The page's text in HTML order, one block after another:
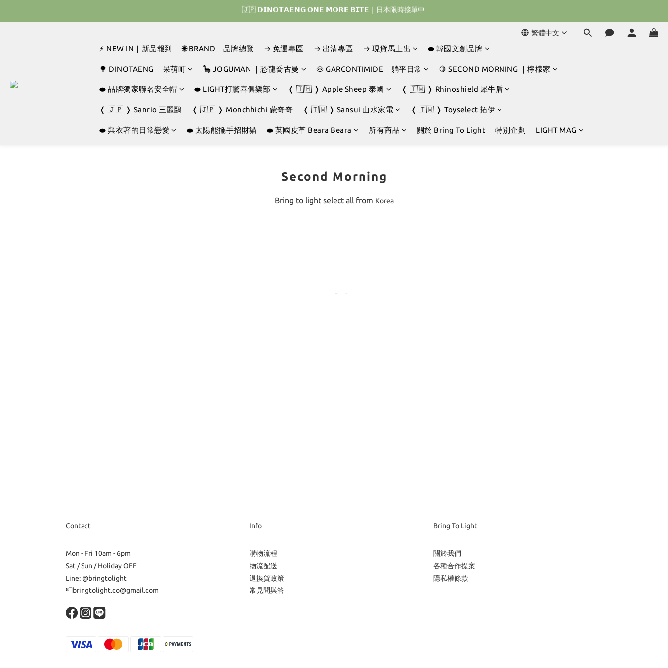
🇰🇷 𝗗𝗜𝗡𝗢𝗧𝗔𝗘𝗡𝗚 𝗛𝗢𝗠𝗘 𝗥𝗨𝗡 ｜韓國首波開賣囉 ▶ 一起參加我們的熱血棒球冒險吧 ⚾️
繁體中文
⚡ NEW IN｜新品報到 🌐 BRAND｜品牌總覽 → 免運專區 → 出清專區 → 現貨馬上出 ⬬ 韓國文創品牌
🌳 DINOTAENG ｜呆萌町 🦕 JOGUMAN ｜恐龍喬古曼 🐽 GARCONTIMIDE｜躺平日常 🍋 SECOND MORNING ｜檸檬家
⬬ 品牌獨家聯名安全帽 ⬬ LIGHT打驚喜俱樂部 ❬ 🇹🇭 ❭ Apple Sheep 泰國 ❬ 🇹🇼 ❭ Rhinoshield 犀牛盾
❬ 🇯🇵 ❭ Sanrio 三麗鷗 ❬ 🇯🇵 ❭ Monchhichi 蒙奇奇 ❬ 🇹🇼 ❭ Sansui 山水家電 ❬ 🇹🇼 ❭ Toyselect 拓伊
⬬ 與衣著的日常戀愛 ⬬ 太陽能擺手招財貓 ⬬ 英國皮革 Beara Beara 所有商品 關於 Bring To Light 特別企劃 LIGHT MAG
Second Morning
Bring to light select all from Korea
Contact
Mon - Fri 10am - 6pm
Sat / Sun / Holiday OFF
Line: @bringtolight
📮bringtolight.co@gmail.com
Info
購物流程
物流配送
退換貨政策
常見問與答
Bring To Light
關於我們
各種合作提案
隱私權條款